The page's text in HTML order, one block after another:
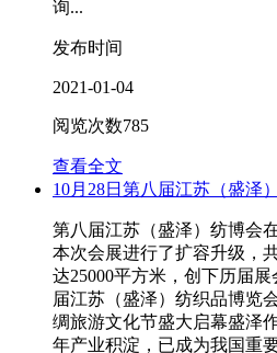
询...
发布时间
2021-01-04
阅览次数785
查看全文
10月28日第八届江苏（盛泽
第八届江苏（盛泽）纺博会
本次会展进行了扩容升级，
达25000平方米，创下历届
届江苏（盛泽）纺织品博览
绸旅游文化节盛大启幕盛泽
年产业积淀，已成为我国重